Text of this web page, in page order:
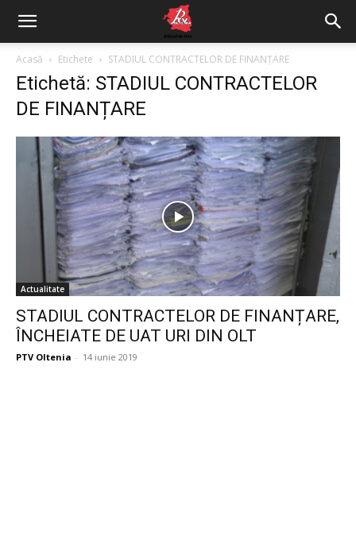
Acasă Etichete STADIUL CONTRACTELOR DE FINANȚARE
Etichetă: STADIUL CONTRACTELOR
DE FINANȚARE
Actualitate
STADIUL CONTRACTELOR DE FINANȚARE,
ÎNCHEIATE DE UAT URI DIN OLT
PTV Oltenia - 14 iunie 2019